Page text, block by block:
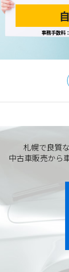
個人情報保
当社の「個人情
クロムオート
〒002-0865 札
TEL／011-790-
E-mail：
事務手数料
札幌で良質
中古車販売から